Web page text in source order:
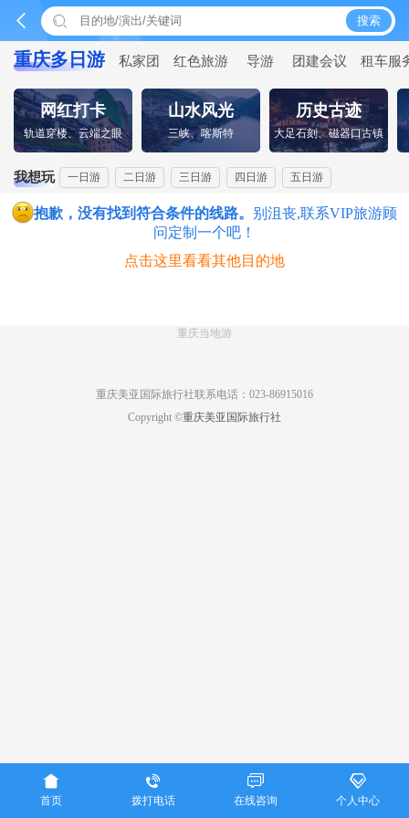
  搜索
重庆多日游 私家团 红色旅游 导游 团建会议 租车服
网红打卡
轨道穿楼、云端之眼
山水风光
三峡、喀斯特
历史古迹
大足石刻、磁器口古镇
我想玩 一日游 二日游 三日游 四日游 五日游
抱歉，没有找到符合条件的线路。 别沮丧,联系VIP旅游顾
问定制一个吧！
点击这里看看其他目的地
重庆当地游
重庆美亚国际旅行社联系电话：023-86915016
Copyright ©重庆美亚国际旅行社

首页

拨打电话

在线咨询

个人中心